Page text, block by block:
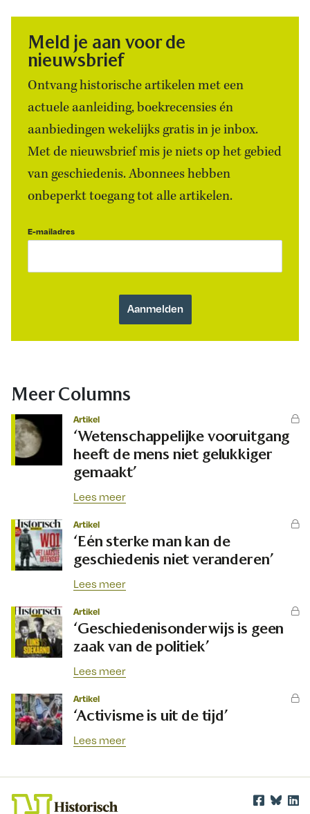
Meld je aan voor de
nieuwsbrief
Ontvang historische artikelen met een
actuele aanleiding, boekrecensies én
aanbiedingen wekelijks gratis in je inbox.
Met de nieuwsbrief mis je niets op het gebied
van geschiedenis. Abonnees hebben
onbeperkt toegang tot alle artikelen.
E-mailadres
Meer Columns
Artikel
‘Wetenschappelijke vooruitgang
heeft de mens niet gelukkiger
gemaakt’
Lees meer
Artikel
‘Eén sterke man kan de
geschiedenis niet veranderen’
Lees meer
Artikel
‘Geschiedenisonderwijs is geen
zaak van de politiek’
Lees meer
Artikel
‘Activisme is uit de tijd’
Lees meer